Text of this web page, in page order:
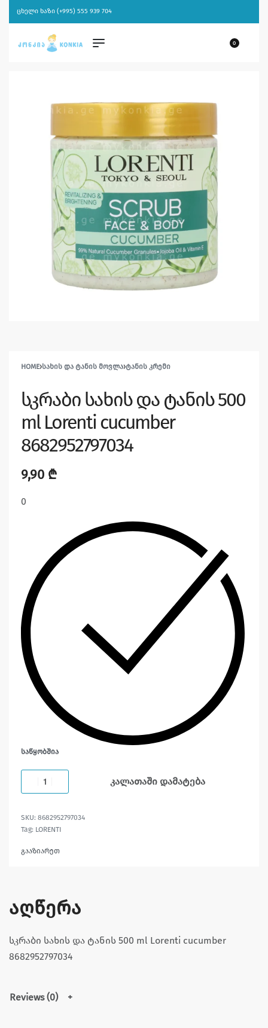
ცხელი ხაზი (+995) 555 939 704
0
HOME›ᲡᲐᲮᲘᲡ ᲓᲐ ᲢᲐᲜᲘᲡ ᲛᲝᲕᲚᲐ›ᲢᲐᲜᲘᲡ ᲙᲠᲔᲛᲘ
სკრაბი სახის და ტანის 500
ml Lorenti cucumber
8682952797034
9,90 ₾
0
ᲡᲐᲬᲧᲝᲑᲨᲘᲐ
კალათაში დამატება
8682952797034
Tag: LORENTI
გააზიარეთ
აღწერა
სკრაბი სახის და ტანის 500 ml Lorenti cucumber
8682952797034
Reviews (0)